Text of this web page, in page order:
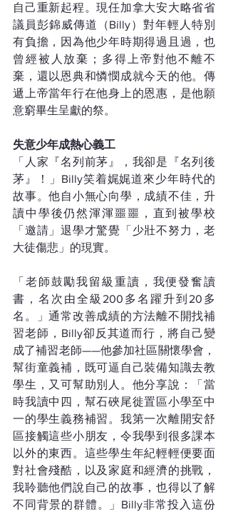
自己重新起程。現任加拿大安大略省省
議員彭錦威傳道（Billy）對年輕人特別
有負擔，因為他少年時期得過且過，也
曾經被人放棄；多得上帝對他不離不
棄，還以恩典和憐憫成就今天的他。傳
遞上帝當年行在他身上的恩惠，是他願
意窮畢生呈獻的祭。
失意少年成熱心義工
「人家『名列前茅』，我卻是『名列後
茅』！」Billy笑着娓娓道來少年時代的
故事。他自小無心向學，成績不佳，升
讀中學後仍然渾渾噩噩，直到被學校
「邀請」退學才驚覺「少壯不努力，老
大徒傷悲」的現實。
「老師鼓勵我留級重讀，我便發奮讀
書，名次由全級200多名躍升到20多
名。」通常改善成績的方法離不開找補
習老師，Billy卻反其道而行，將自己變
成了補習老師——他參加社區關懷學會，
幫街童義補，既可逼自己裝備知識去教
學生，又可幫助別人。他分享說：「當
時我讀中四，幫石硤尾徙置區小學至中
一的學生義務補習。我第一次離開安舒
區接觸這些小朋友，令我學到很多課本
以外的東西。這些學生年紀輕輕便要面
對社會殘酷，以及家庭和經濟的挑戰，
我聆聽他們說自己的故事，也得以了解
不同背景的群體。」Billy非常投入這份